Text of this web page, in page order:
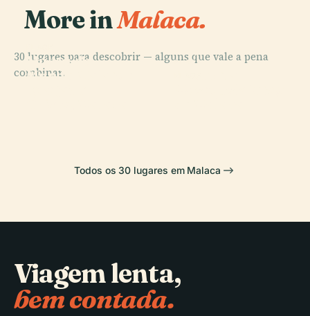
More inMalaca.
30 lugares para descobrir — alguns que vale a pena
combinar.
Museu do
Mundo Malaio e
PLACE
PLACE
Todos os 30 lugares em Malaca
Viagem lenta,
bem contada.